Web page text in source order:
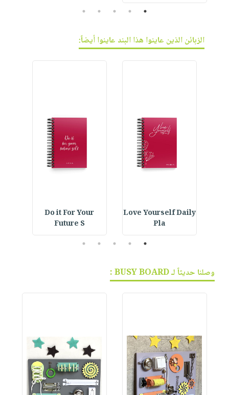
1
2
3
4
5
الزبائن الذين عاينوا هذا البند عاينوا أيضاً:
Love Yourself Daily
Pla
Do it For Your
Future S
1
2
3
4
5
وصلنا حديثاً لـ BUSY BOARD :